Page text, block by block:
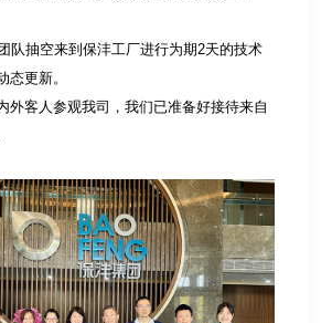
队抽空来到保沣工厂进行为期2天的技术
态更新。
外客人参观我司，我们已准备好接待来自